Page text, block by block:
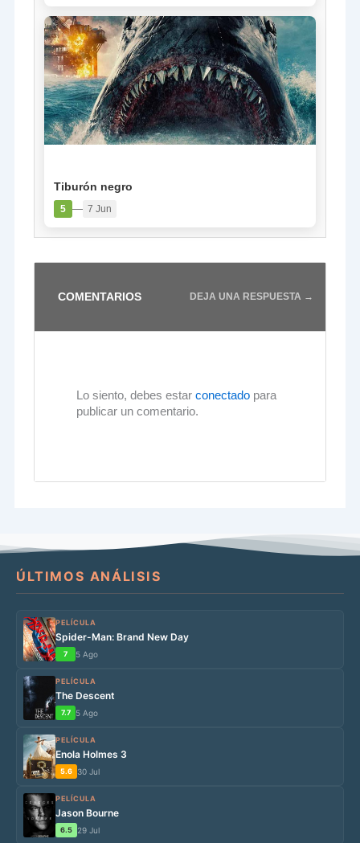
Tiburón negro
5 — 7 Jun
COMENTARIOS DEJA UNA RESPUESTA →
Lo siento, debes estar conectadopara
publicar un comentario.
ÚLTIMOS ANÁLISIS
PELÍCULA
Spider-Man: Brand New Day
7 5 Ago
PELÍCULA
The Descent
7.7 5 Ago
PELÍCULA
Enola Holmes 3
5.6 30 Jul
PELÍCULA
Jason Bourne
6.5 29 Jul